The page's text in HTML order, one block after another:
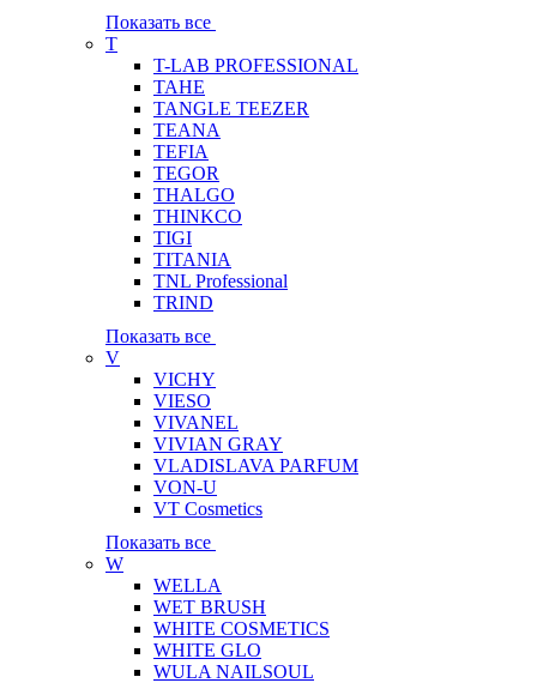
Показать все
T
T-LAB PROFESSIONAL
TAHE
TANGLE TEEZER
TEANA
TEFIA
TEGOR
THALGO
THINKCO
TIGI
TITANIA
TNL Professional
TRIND
Показать все
V
VICHY
VIESO
VIVANEL
VIVIAN GRAY
VLADISLAVA PARFUM
VON-U
VT Cosmetics
Показать все
W
WELLA
WET BRUSH
WHITE COSMETICS
WHITE GLO
WULA NAILSOUL